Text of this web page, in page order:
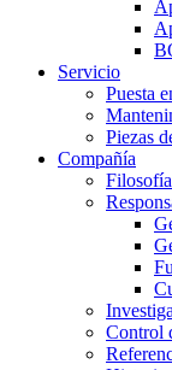
Servicio
Puesta
Piezas
Compañía
Control